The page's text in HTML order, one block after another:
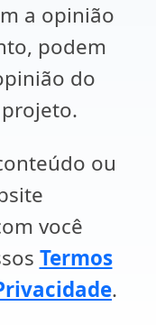
a opinião
podem
do
ou
você
Termos
.